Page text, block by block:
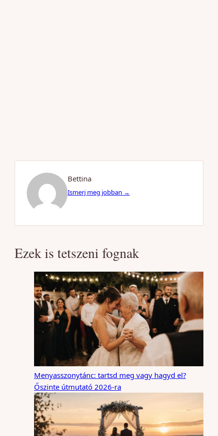
Bettina
Ismerj meg jobban →
Ezek is tetszeni fognak
Menyasszonytánc: tartsd meg vagy hagyd el?
Őszinte útmutató 2026-ra